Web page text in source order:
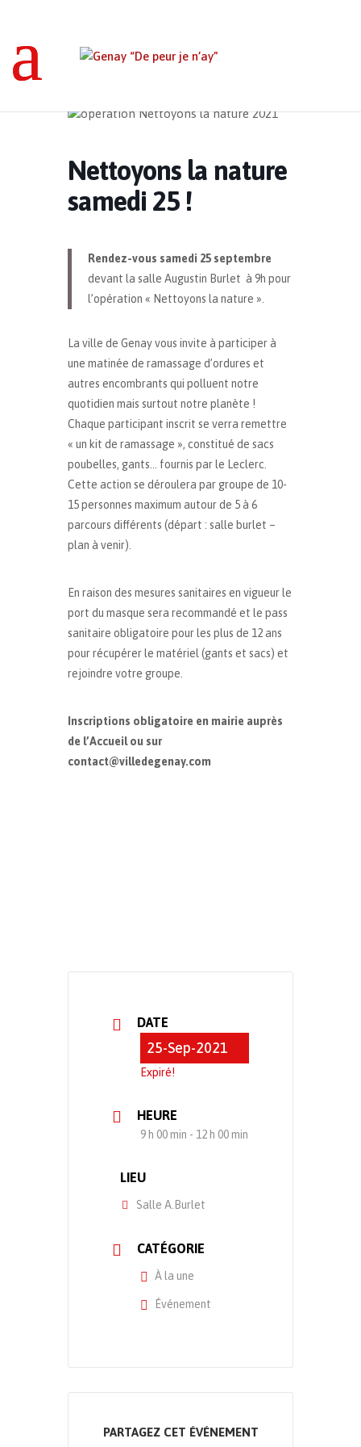
Nettoyons la nature
samedi 25 !
Rendez-vous samedi 25 septembre
devant la salle Augustin Burlet à 9h pour
l’opération « Nettoyons la nature ».
La ville de Genay vous invite à participer à
une matinée de ramassage d’ordures et
autres encombrants qui polluent notre
quotidien mais surtout notre planète !
Chaque participant inscrit se verra remettre
« un kit de ramassage », constitué de sacs
poubelles, gants… fournis par le Leclerc.
Cette action se déroulera par groupe de 10-
15 personnes maximum autour de 5 à 6
parcours différents (départ : salle burlet –
plan à venir).
En raison des mesures sanitaires en vigueur le
port du masque sera recommandé et le pass
sanitaire obligatoire pour les plus de 12 ans
pour récupérer le matériel (gants et sacs) et
rejoindre votre groupe.
Inscriptions obligatoire en mairie auprès
de l’Accueil ou sur
contact@villedegenay.com
DATE
25-Sep-2021
Expiré!
HEURE
9 h 00 min - 12 h 00 min
LIEU
Salle A.Burlet
CATÉGORIE
À la une
Événement
PARTAGEZ CET ÉVÉNEMENT